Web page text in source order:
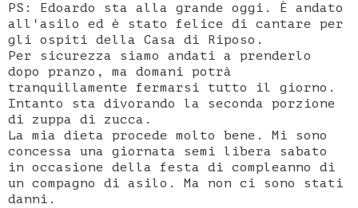
PS: Edoardo sta alla grande oggi. È andato
all'asilo ed è stato felice di cantare per
gli ospiti della Casa di Riposo.
Per sicurezza siamo andati a prenderlo
dopo pranzo, ma domani potrà
tranquillamente fermarsi tutto il giorno.
Intanto sta divorando la seconda porzione
di zuppa di zucca.
La mia dieta procede molto bene. Mi sono
concessa una giornata semi libera sabato
in occasione della festa di compleanno di
un compagno di asilo. Ma non ci sono stati
danni.